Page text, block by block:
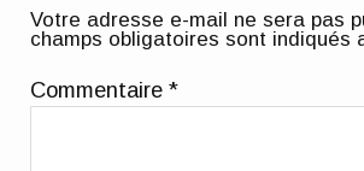
Votre adresse e-mail ne sera pas
champs obligatoires sont indiqués
Commentaire*